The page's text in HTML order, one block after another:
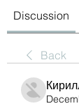
Discussion
Back